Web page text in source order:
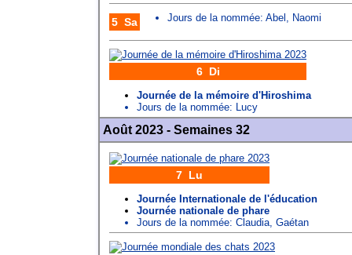
5 Sa Jours de la nommée: Abel Naomi
6 Di
Journée de la mémoire d'Hiroshima
Jours de la nommée: Lucy
Août 2023 - Semaines 32
7 Lu
Journée Internationale de l'éducation
Journée nationale de phare
Jours de la nommée: Claudia Gaétan